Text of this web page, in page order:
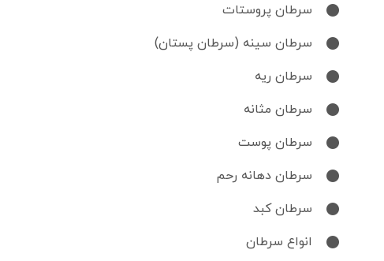
سرطان پروستات
سرطان سینه (سرطان پستان)
سرطان ریه
سرطان مثانه
سرطان پوست
سرطان دهانه رحم
سرطان کبد
انواع سرطان